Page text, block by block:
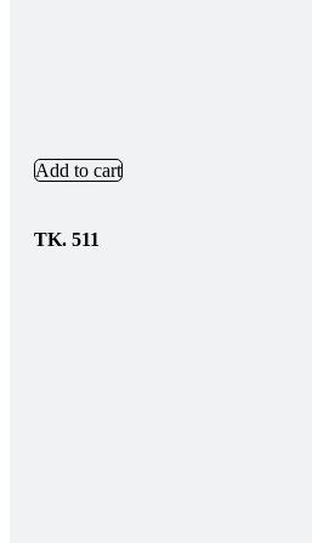
Add to cart
TK. 511